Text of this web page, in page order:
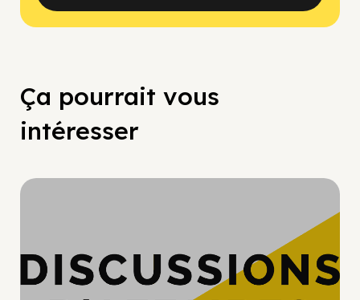
Ça pourrait vous
intéresser